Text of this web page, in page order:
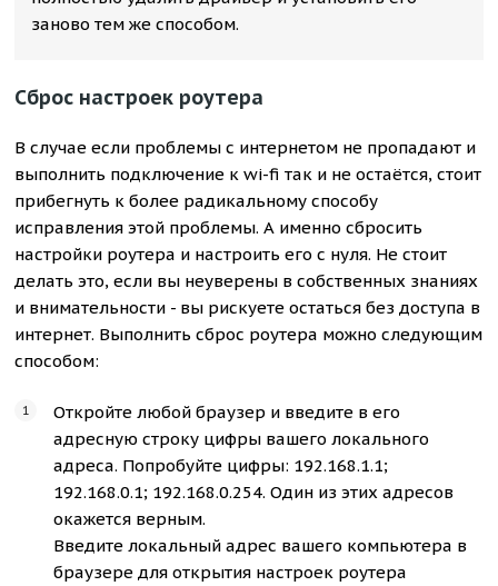
заново тем же способом.
Сброс настроек роутера
В случае если проблемы с интернетом не пропадают и
выполнить подключение к wi-fi так и не остаётся, стоит
прибегнуть к более радикальному способу
исправления этой проблемы. А именно сбросить
настройки роутера и настроить его с нуля. Не стоит
делать это, если вы неуверены в собственных знаниях
и внимательности - вы рискуете остаться без доступа в
интернет. Выполнить сброс роутера можно следующим
способом:
Откройте любой браузер и введите в его
адресную строку цифры вашего локального
адреса. Попробуйте цифры: 192.168.1.1;
192.168.0.1; 192.168.0.254. Один из этих адресов
окажется верным.
Введите локальный адрес вашего компьютера в
браузере для открытия настроек роутера